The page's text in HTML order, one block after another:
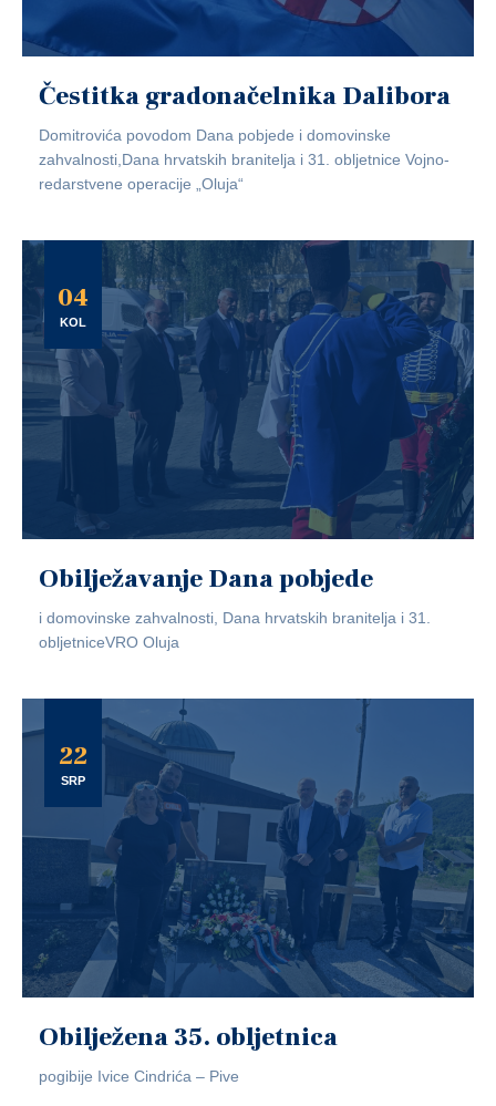
Čestitka gradonačelnika Dalibora
Domitrovića povodom Dana pobjede i domovinske
zahvalnosti,Dana hrvatskih branitelja i 31. obljetnice Vojno-
redarstvene operacije „Oluja“
04
KOL
Obilježavanje Dana pobjede
i domovinske zahvalnosti, Dana hrvatskih branitelja i 31.
obljetniceVRO Oluja
22
SRP
Obilježena 35. obljetnica
pogibije Ivice Cindrića – Pive